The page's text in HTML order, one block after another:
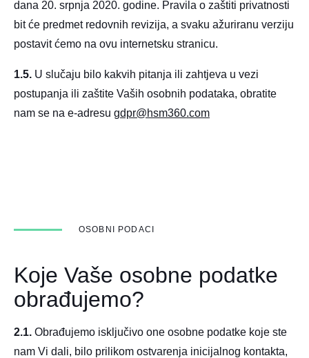
dana 20. srpnja 2020. godine. Pravila o zaštiti privatnosti
bit će predmet redovnih revizija, a svaku ažuriranu verziju
postavit ćemo na ovu internetsku stranicu.
1.5. U slučaju bilo kakvih pitanja ili zahtjeva u vezi
postupanja ili zaštite Vaših osobnih podataka, obratite
nam se na e-adresu gdpr@hsm360.com
OSOBNI PODACI
Koje Vaše osobne podatke
obrađujemo?
2.1. Obrađujemo isključivo one osobne podatke koje ste
nam Vi dali, bilo prilikom ostvarenja inicijalnog kontakta,